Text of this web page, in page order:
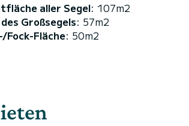
aller Segel: 107m2
Großsegels: 57m2
Fock-Fläche: 50m2